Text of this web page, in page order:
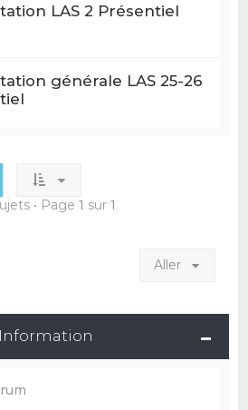
LAS 2 Présentiel
générale LAS 25-26
• Page 1 sur 1
Aller
Information